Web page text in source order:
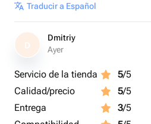
Traducir a Español
D
Dmitriy
Ayer
Servicio de la tienda 5/5
Calidad/precio
5/5
Entrega
3/5